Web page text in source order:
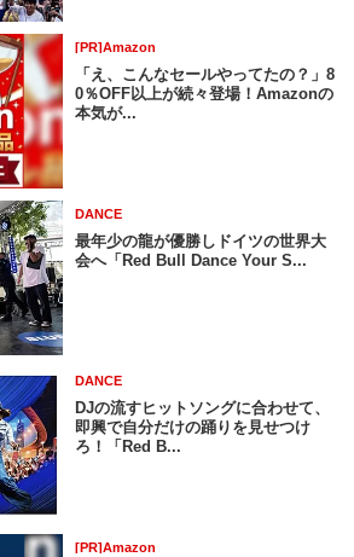
[PR]Amazon
「え、こんなセールやってたの？」8
0％OFF以上が続々登場！Amazonの
本気が...
DANCE
最年少の龍が優勝しドイツの世界大
会へ「Red Bull Dance Your S...
DANCE
DJの流すヒットソングに合わせて、
即興で自分だけの踊りを見せつけ
ろ！「Red B...
[PR]Amazon